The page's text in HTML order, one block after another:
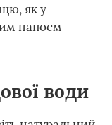
як у
напоєм
води